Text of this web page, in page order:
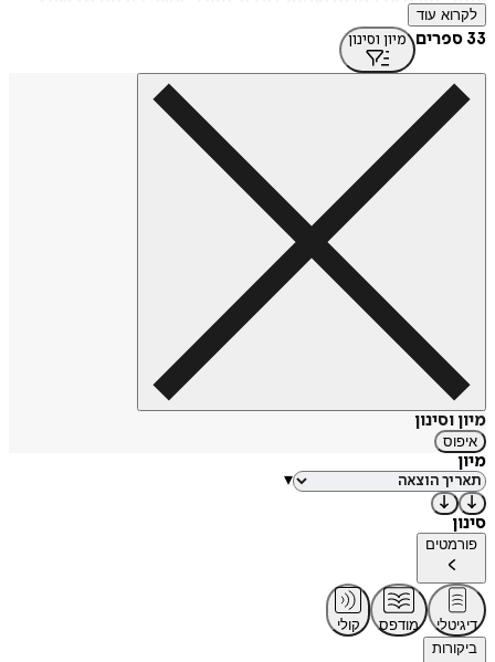
בכל יצירותיו משתמש גרוסמן בכלים ספרותיים מודרניים, כגון זרם
התודעה, זוויות ראייה שונות בסיפור, ועירוב של דמיון עם מציאות,
במיוחד בסיפורי ילדים.
מקור: ויקיפדיה
https://tinyurl.com/42syf8vv
לקרוא עוד
33 ספרים מיון וסינון
מיון וסינון
איפוס
מיון
▾
סינון
פורמטים
דיגיטלי מודפס
קולי
ביקורות